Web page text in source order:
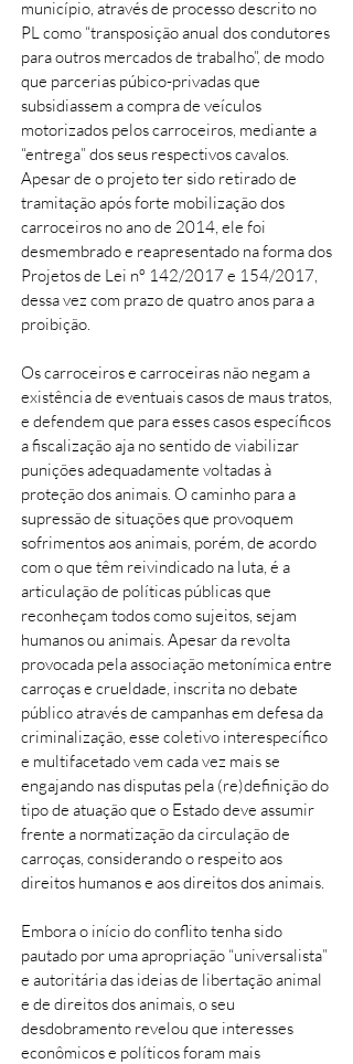
município, através de processo descrito no
PL como “transposição anual dos condutores
para outros mercados de trabalho”, de modo
que parcerias púbico-privadas que
subsidiassem a compra de veículos
motorizados pelos carroceiros, mediante a
“entrega” dos seus respectivos cavalos.
Apesar de o projeto ter sido retirado de
tramitação após forte mobilização dos
carroceiros no ano de 2014, ele foi
desmembrado e reapresentado na forma dos
Projetos de Lei nº 142/2017 e 154/2017,
dessa vez com prazo de quatro anos para a
proibição.
Os carroceiros e carroceiras não negam a
existência de eventuais casos de maus tratos,
e defendem que para esses casos específicos
a fiscalização aja no sentido de viabilizar
punições adequadamente voltadas à
proteção dos animais. O caminho para a
supressão de situações que provoquem
sofrimentos aos animais, porém, de acordo
com o que têm reivindicado na luta, é a
articulação de políticas públicas que
reconheçam todos como sujeitos, sejam
humanos ou animais. Apesar da revolta
provocada pela associação metonímica entre
carroças e crueldade, inscrita no debate
público através de campanhas em defesa da
criminalização, esse coletivo interespecífico
e multifacetado vem cada vez mais se
engajando nas disputas pela (re)definição do
tipo de atuação que o Estado deve assumir
frente a normatização da circulação de
carroças, considerando o respeito aos
direitos humanos e aos direitos dos animais.
Embora o início do conflito tenha sido
pautado por uma apropriação “universalista”
e autoritária das ideias de libertação animal
e de direitos dos animais, o seu
desdobramento revelou que interesses
econômicos e políticos foram mais